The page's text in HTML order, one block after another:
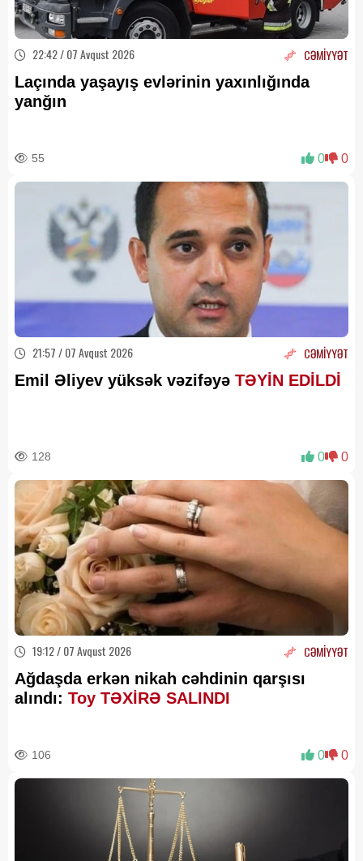
22:42 / 07 Avqust 2026 CƏMİYYƏT
Laçında yaşayış evlərinin yaxınlığında
yanğın
55 0 0
21:57 / 07 Avqust 2026 CƏMİYYƏT
Emil Əliyev yüksək vəzifəyə TƏYİN EDİLDİ
128 0 0
19:12 / 07 Avqust 2026 CƏMİYYƏT
Ağdaşda erkən nikah cəhdinin qarşısı
alındı: Toy TƏXİRƏ SALINDI
106 0 0